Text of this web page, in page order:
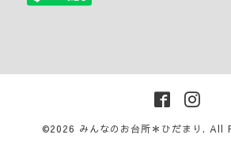
©2026 みんなのお台所＊ひだまり . All